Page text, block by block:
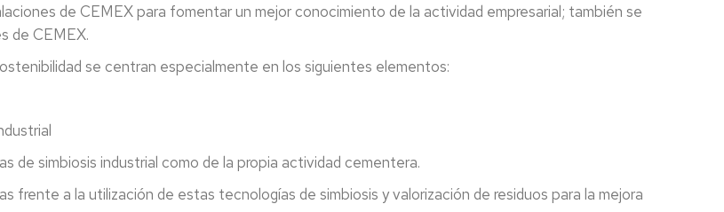
de CEMEX para fomentar un mejor conocimiento de la actividad empresarial; también se
de CEMEX.
se centran especialmente en los siguientes elementos:
simbiosis industrial como de la propia actividad cementera.
a la utilización de estas tecnologías de simbiosis y valorización de residuos para la mejora